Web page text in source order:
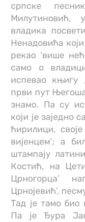
српске
Милутиновић,
владика
Ненадовића
рекао ‘више
само о
испевао књигу
први пут
знамо. Па су
који је заједно
ћирилици,
вијенцем’; а
штампају
Костић, на
Црногорца’
Црнојевић’,
Тад је тамо
Па је Ђура